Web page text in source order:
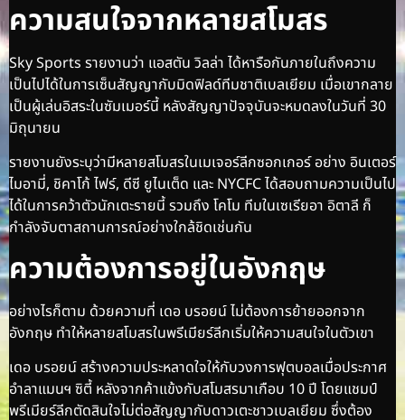
ความสนใจจากหลายสโมสร
Sky Sports รายงานว่า แอสตัน วิลล่า ได้หารือกันภายในถึงความ
เป็นไปได้ในการเซ็นสัญญากับมิดฟิลด์ทีมชาติเบลเยียม เมื่อเขากลาย
เป็นผู้เล่นอิสระในซัมเมอร์นี้ หลังสัญญาปัจจุบันจะหมดลงในวันที่ 30
มิถุนายน
รายงานยังระบุว่ามีหลายสโมสรในเมเจอร์ลีกซอกเกอร์ อย่าง อินเตอร์
ไมอามี่, ชิคาโก้ ไฟร์, ดีซี ยูไนเต็ด และ NYCFC ได้สอบถามความเป็นไป
ได้ในการคว้าตัวนักเตะรายนี้ รวมถึง โคโม ทีมในเซเรียอา อิตาลี ก็
กำลังจับตาสถานการณ์อย่างใกล้ชิดเช่นกัน
ความต้องการอยู่ในอังกฤษ
อย่างไรก็ตาม ด้วยความที่ เดอ บรอยน์ ไม่ต้องการย้ายออกจาก
อังกฤษ ทำให้หลายสโมสรในพรีเมียร์ลีกเริ่มให้ความสนใจในตัวเขา
เดอ บรอยน์ สร้างความประหลาดใจให้กับวงการฟุตบอลเมื่อประกาศ
อำลาแมนฯ ซิตี้ หลังจากค้าแข้งกับสโมสรมาเกือบ 10 ปี โดยแชมป์
พรีเมียร์ลีกตัดสินใจไม่ต่อสัญญากับดาวเตะชาวเบลเยียม ซึ่งต้อง